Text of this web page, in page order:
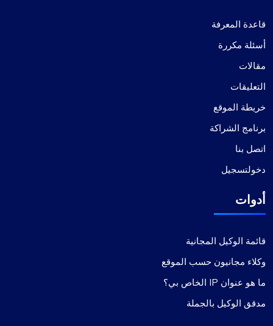
قاعدة المعرفة
أسئلة مكررة
مقالات
التعليقات
خريطة الموقع
برنامج الشراكة
اتصل بنا
دخولتسجيل
أدوات
قائمة الوكيل المجانية
وكلاء مجانيون حسب الموقع
ما هو عنوان IP الخاص بي؟
مدقق الوكيل بالجملة